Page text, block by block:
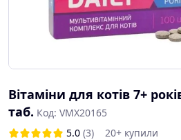
Вітаміни для котів 7+
таб. Код: VMX20165
5.0 (3)
20+ купили